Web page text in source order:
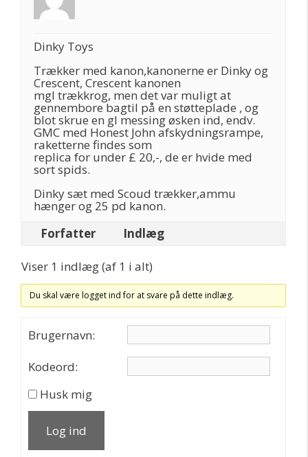
Dinky Toys
Trækker med kanon,kanonerne er Dinky og
Crescent, Crescent kanonen
mgl trækkrog, men det var muligt at
gennembore bagtil på en støtteplade , og
blot skrue en gl messing øsken ind, endv.
GMC med Honest John afskydningsrampe,
raketterne findes som
replica for under £ 20,-, de er hvide med
sort spids.
Dinky sæt med Scoud trækker,ammu
hænger og 25 pd kanon.
Forfatter
Indlæg
Viser 1 indlæg (af 1 i alt)
Du skal være logget ind for at svare på dette indlæg.
Brugernavn:
Kodeord:
Husk mig
Log ind